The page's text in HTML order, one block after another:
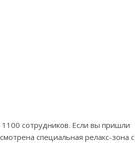
сотрудников. Если вы пришли
специальная релакс-зона с